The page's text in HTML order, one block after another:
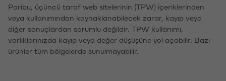
Paribu, üçüncü taraf web sitelerinin (TPW) içeriklerinden
veya kullanımından kaynaklanabilecek zarar, kayıp veya
diğer sonuçlardan sorumlu değildir. TPW kullanımı,
varlıklarınızda kayıp veya değer düşüşüne yol açabilir. Bazı
ürünler tüm bölgelerde sunulmayabilir.